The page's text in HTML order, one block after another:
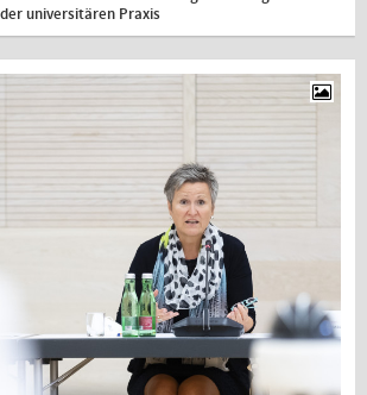
universitären Praxis